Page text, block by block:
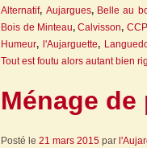
Alternatif, Aujargues, Belle au
Bois de Minteau,Calvisson,
Humeur,l'Aujarguette,
Tout est foutu alors autant bien
Ménage
Posté le21 mars 2015 par